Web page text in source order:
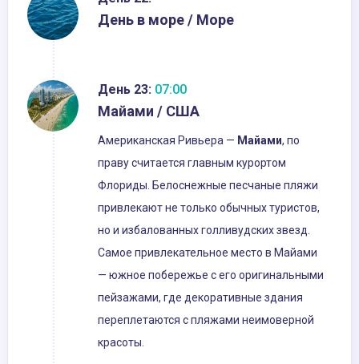
День в море / Море
День 23: 07:00
Майами / США
Американская Ривьера — Майами, по
праву считается главным курортом
Флориды. Белоснежные песчаные пляжи
привлекают не только обычных туристов,
но и избалованных голливудских звезд.
Самое привлекательное место в Майами
— южное побережье с его оригинальными
пейзажами, где декоративные здания
переплетаются с пляжами неимоверной
красоты.